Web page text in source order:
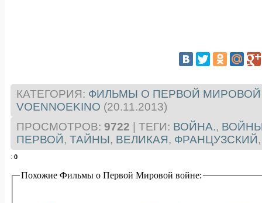
КАТЕГОРИЯ: ФИЛЬМЫ О ПЕРВОЙ
VOENNOEKINO (20.11.2013)
ПРОСМОТРОВ: 9722 ТЕГИ: ВОЙНА.,
ПЕРВОЙ, ТАЙНЫ, ВЕЛИКАЯ, ФРАНЦУЗСКИЙ
: 0
Похожие Фильмы о Первой Мировой войне: